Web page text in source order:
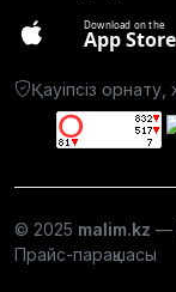
Download on the
App Store
Қауіпсіз
© 2025 malim.kz —
Прайс-парақшасы